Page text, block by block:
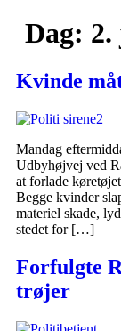
Dag: 2.
Kvinde
Mandag
Udbyhøjvej ved
at forlade
Begge kvinder
materiel skade,
stedet for […]
Forfulgte
trøjer